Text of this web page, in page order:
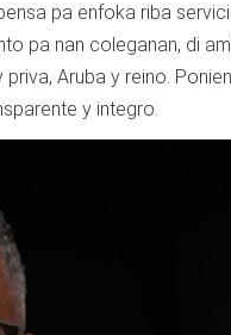
pa enfoka riba
pa nan coleganan, di
Aruba y reino.
y integro.